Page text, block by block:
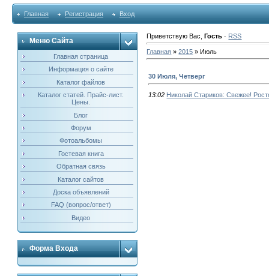
Главная Регистрация Вход
Меню Сайта
Главная страница
Информация о сайте
Каталог файлов
Каталог статей. Прайс-лист.
Цены.
Блог
Форум
Фотоальбомы
Гостевая книга
Обратная связь
Каталог сайтов
Доска объявлений
FAQ (вопрос/ответ)
Видео
Форма Входа
Приветствую Вас ,Гость · RSS
Главная »2015 » Июль
30 Июля, Четверг
13:02 Николай Стариков: Свежее!